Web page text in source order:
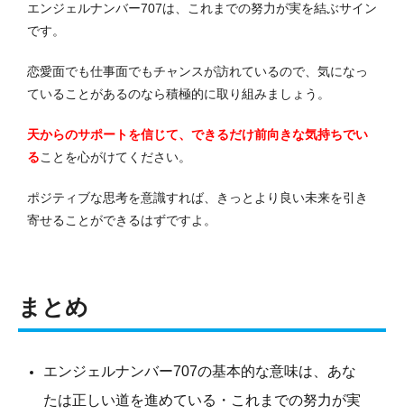
エンジェルナンバー707は、これまでの努力が実を結ぶサイン
です。
恋愛面でも仕事面でもチャンスが訪れているので、気になっ
ていることがあるのなら積極的に取り組みましょう。
天からのサポートを信じて、できるだけ前向きな気持ちでい
ることを心がけてください。
ポジティブな思考を意識すれば、きっとより良い未来を引き
寄せることができるはずですよ。
まとめ
エンジェルナンバー707の基本的な意味は、あな
たは正しい道を進めている・これまでの努力が実